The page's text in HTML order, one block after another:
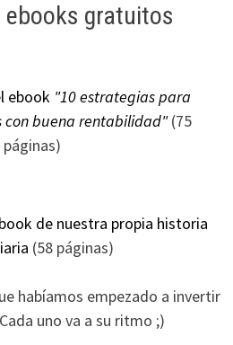
ebooks gratuitos
ebook "10 estrategias para
con buena rentabilidad"(75
páginas)
de nuestra propia historia
(58 páginas)
habíamos empezado a invertir
uno va a su ritmo ;)